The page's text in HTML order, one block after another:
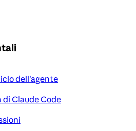
dell'agente
Claude Code